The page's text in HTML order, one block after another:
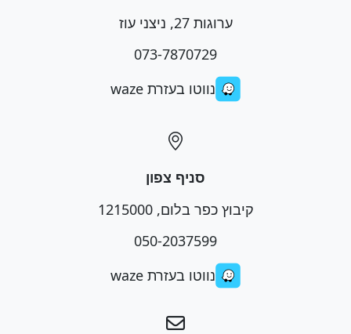
ערוגות 27, ניצני עוז
073-7870729
נווטו בעזרת waze
סניף צפון
קיבוץ כפר בלום, 1215000
050-2037599
נווטו בעזרת waze